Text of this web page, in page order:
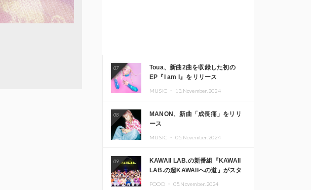
07
Toua、新曲2曲を収録した初の
EP『I am I』をリリース
MUSIC ・ 13.November.2024
08
MANON、新曲「成長痛」をリリ
ース
MUSIC ・ 05.November.2024
09
KAWAII LAB.の新番組『KAWAII
LAB.の超KAWAIIへの道』がスタ
FOOD ・ 05.November.2024